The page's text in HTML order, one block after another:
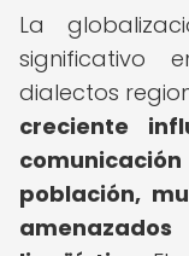
La
significativo
dialectos
creciente
población,